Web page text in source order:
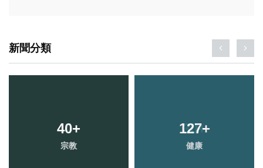
新聞分類
40+
宗教
127+
健康